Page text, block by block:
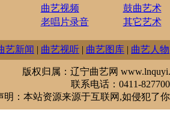
曲艺视频
老唱片录音
鼓曲艺术
其它艺术
艺新闻 | 曲艺视听 | 曲艺图库 | 曲艺人物
版权归属：辽宁曲艺网
联系电话：0411-
明：本站资源来源于互联网,如侵犯了